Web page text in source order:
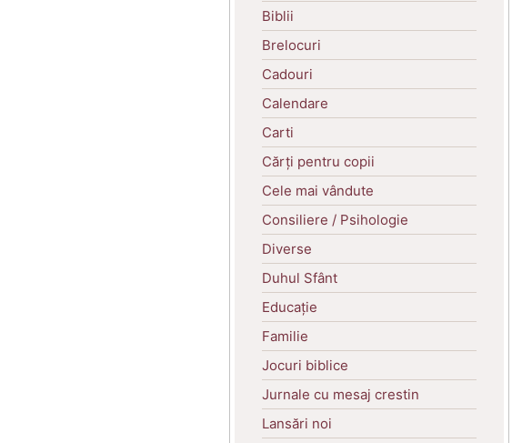
Biblii
Brelocuri
Cadouri
Calendare
Carti
Cărți pentru copii
Cele mai vândute
Consiliere / Psihologie
Diverse
Duhul Sfânt
Educație
Familie
Jocuri biblice
Jurnale cu mesaj crestin
Lansări noi